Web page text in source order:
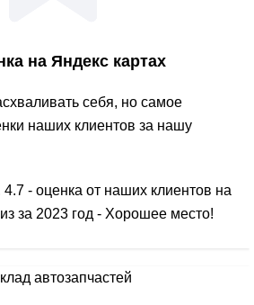
на Яндекс картах
себя, но самое
наших клиентов за нашу
- оценка от наших клиентов на
за 2023 год - Хорошее место!